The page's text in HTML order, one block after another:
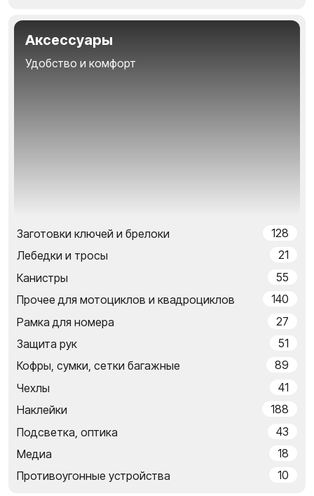
Аксессуары
Удобство и комфорт
Заготовки ключей и брелоки
128
Лебедки и тросы
21
Канистры
55
Прочее для мотоциклов и квадроциклов
140
Рамка для номера
27
Защита рук
51
Кофры, сумки, сетки багажные
89
Чехлы
41
Наклейки
188
Подсветка, оптика
43
Медиа
18
Противоугонные устройства
10